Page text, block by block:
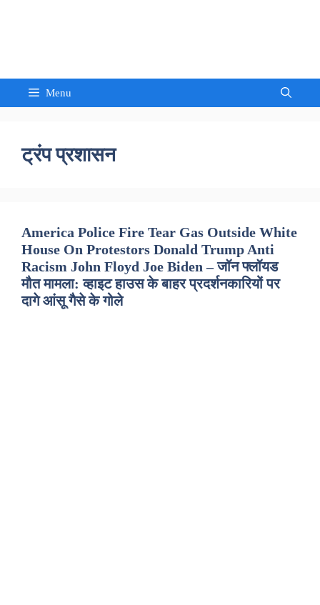
Menu
ट्रंप प्रशासन
America Police Fire Tear Gas Outside White
House On Protestors Donald Trump Anti
Racism John Floyd Joe Biden – जॉन फ्लॉयड
मौत मामला: व्हाइट हाउस के बाहर प्रदर्शनकारियों पर
दागे आंसू गैसे के गोले